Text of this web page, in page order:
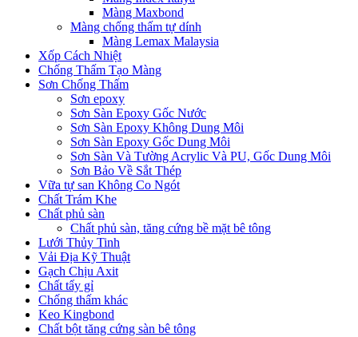
Màng Maxbond
Màng chống thấm tự dính
Màng Lemax Malaysia
Xốp Cách Nhiệt
Chống Thấm Tạo Màng
Sơn Chống Thấm
Sơn epoxy
Sơn Sàn Epoxy Gốc Nước
Sơn Sàn Epoxy Không Dung Môi
Sơn Sàn Epoxy Gốc Dung Môi
Sơn Sàn Và Tường Acrylic Và PU, Gốc Dung Môi
Sơn Bảo Về Sắt Thép
Vữa tự san Không Co Ngót
Chất Trám Khe
Chất phủ sàn
Chất phủ sàn, tăng cứng bề mặt bê tông
Lưới Thủy Tinh
Vải Địa Kỹ Thuật
Gạch Chịu Axit
Chất tẩy gỉ
Chống thấm khác
Keo Kingbond
Chất bột tăng cứng sàn bê tông